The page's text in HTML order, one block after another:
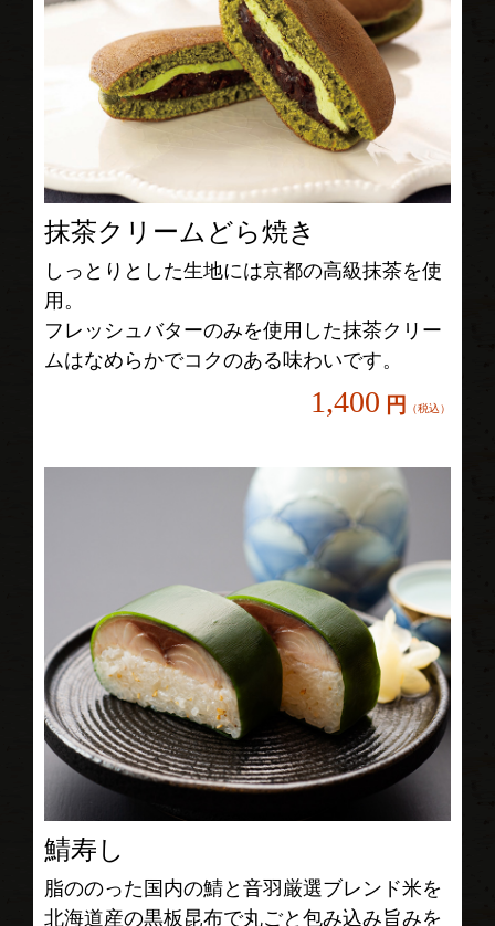
抹茶クリームどら焼き
しっとりとした生地には京都の高級抹茶を使
用。
フレッシュバターのみを使用した抹茶クリー
ムはなめらかでコクのある味わいです。
1,400 円 （税込）
鯖寿し
脂ののった国内の鯖と音羽厳選ブレンド米を
北海道産の黒板昆布で丸ごと包み込み旨みを